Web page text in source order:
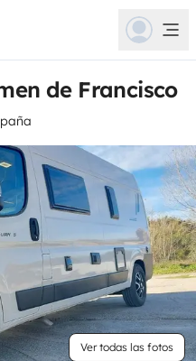
de Francisco
Ver todas las fotos